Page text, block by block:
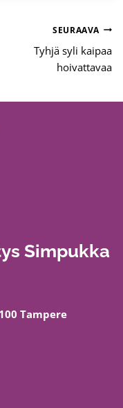
SEURAAVA
Tyhjä syli kaipaa
hoivattavaa
Simpukka
Tampere